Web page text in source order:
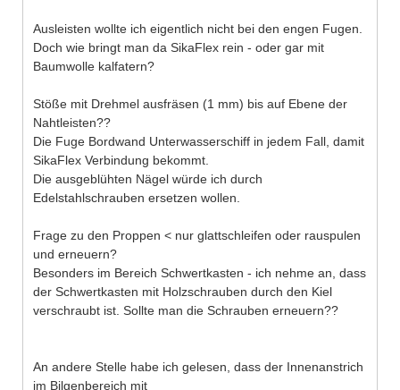
Ausleisten wollte ich eigentlich nicht bei den engen Fugen.
Doch wie bringt man da SikaFlex rein - oder gar mit
Baumwolle kalfatern?
Stöße mit Drehmel ausfräsen (1 mm) bis auf Ebene der
Nahtleisten??
Die Fuge Bordwand Unterwasserschiff in jedem Fall, damit
SikaFlex Verbindung bekommt.
Die ausgeblühten Nägel würde ich durch
Edelstahlschrauben ersetzen wollen.
Frage zu den Proppen < nur glattschleifen oder rauspulen
und erneuern?
Besonders im Bereich Schwertkasten - ich nehme an, dass
der Schwertkasten mit Holzschrauben durch den Kiel
verschraubt ist. Sollte man die Schrauben erneuern??
An andere Stelle habe ich gelesen, dass der Innenanstrich
im Bilgenbereich mit